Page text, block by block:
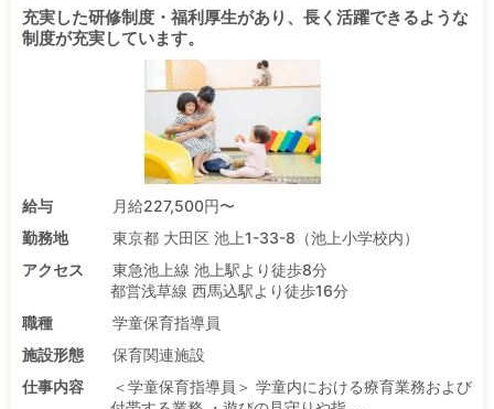
充実した研修制度・福利厚生があり、長く活躍できるような
制度が充実しています。
給与
月給227,500円〜
勤務地
東京都 大田区 池上1-33-8（池上小学校内）
アクセス
東急池上線 池上駅より徒歩8分
都営浅草線 西馬込駅より徒歩16分
職種
学童保育指導員
施設形態
保育関連施設
仕事内容
＜学童保育指導員＞ 学童内における療育業務および